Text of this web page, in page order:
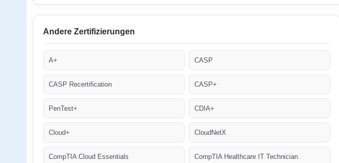
Andere Zertifizierungen
A+ CASP
CASP Recertification CASP+
PenTest+ CDIA+
Cloud+ CloudNetX
CompTIA Cloud Essentials CompTIA Healthcare IT Technician